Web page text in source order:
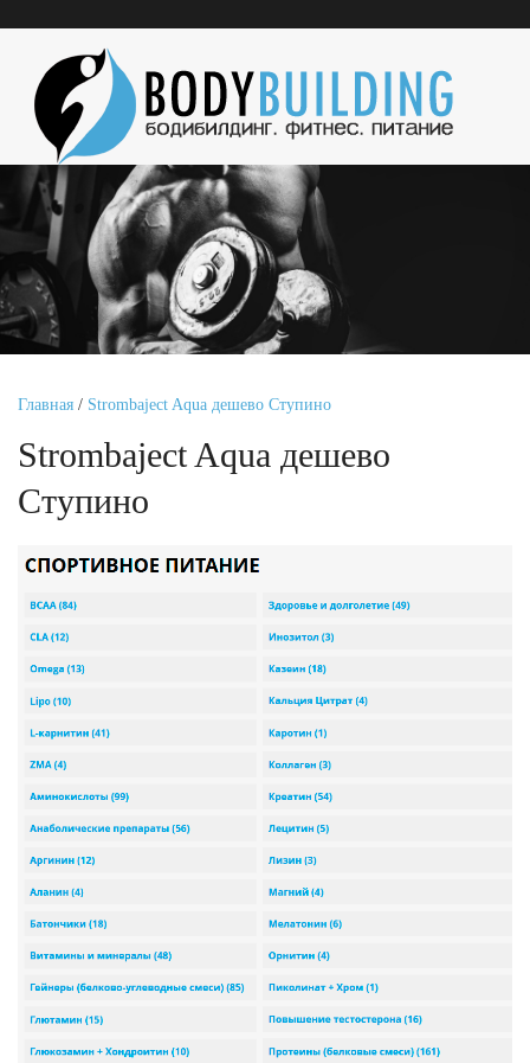
Главная / Strombaject Aqua дешево Ступино
Strombaject Aqua дешево
Ступино